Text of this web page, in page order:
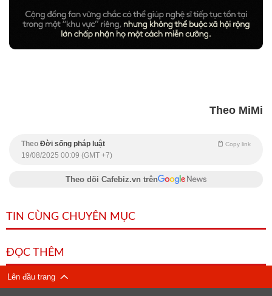
Theo MiMi
Theo Đời sống pháp luật Copy link
19/08/2025 00:09 (GMT +7)
Theo dõi Cafebiz.vn trên
TIN CÙNG CHUYÊN MỤC
ĐỌC THÊM
Lên đầu trang